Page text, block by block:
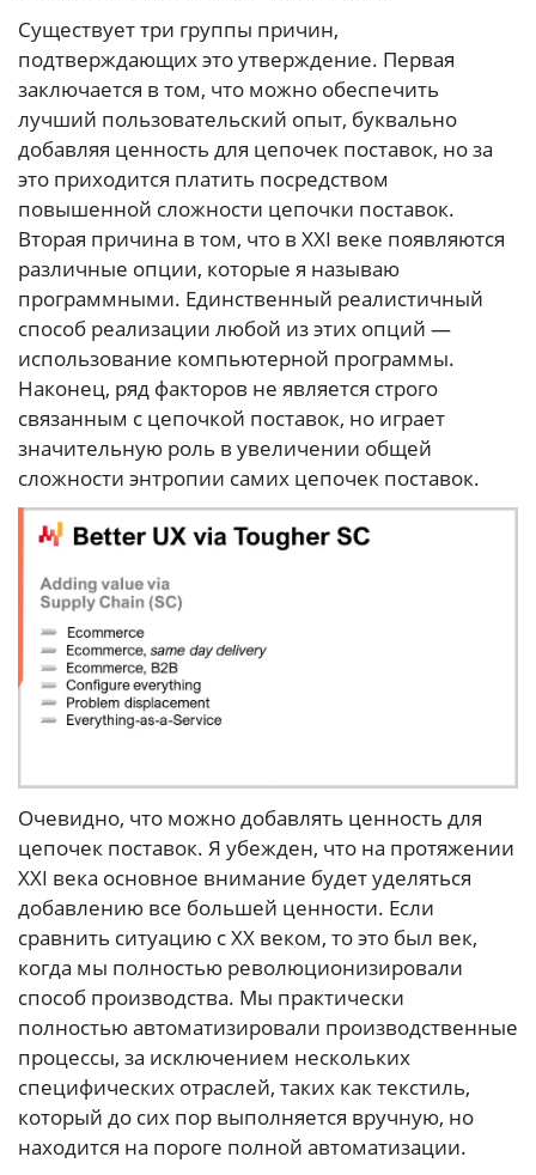
Существует три группы причин,
подтверждающих это утверждение. Первая
заключается в том, что можно обеспечить
лучший пользовательский опыт, буквально
добавляя ценность для цепочек поставок, но за
это приходится платить посредством
повышенной сложности цепочки поставок.
Вторая причина в том, что в XXI веке появляются
различные опции, которые я называю
программными. Единственный реалистичный
способ реализации любой из этих опций —
использование компьютерной программы.
Наконец, ряд факторов не является строго
связанным с цепочкой поставок, но играет
значительную роль в увеличении общей
сложности энтропии самих цепочек поставок.
Очевидно, что можно добавлять ценность для
цепочек поставок. Я убежден, что на протяжении
XXI века основное внимание будет уделяться
добавлению все большей ценности. Если
сравнить ситуацию с XX веком, то это был век,
когда мы полностью революционизировали
способ производства. Мы практически
полностью автоматизировали производственные
процессы, за исключением нескольких
специфических отраслей, таких как текстиль,
который до сих пор выполняется вручную, но
находится на пороге полной автоматизации.